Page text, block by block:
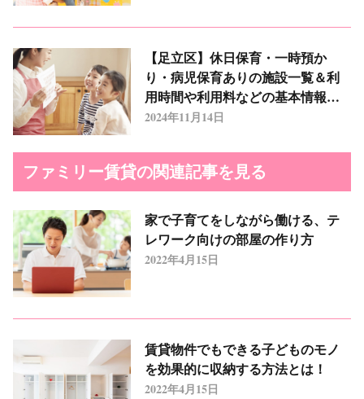
【足立区】休日保育・一時預か
り・病児保育ありの施設一覧＆利
用時間や利用料などの基本情報ま
とめ
2024年11月14日
ファミリー賃貸の関連記事を見る
家で子育てをしながら働ける、テ
レワーク向けの部屋の作り方
2022年4月15日
賃貸物件でもできる子どものモノ
を効果的に収納する方法とは！
2022年4月15日